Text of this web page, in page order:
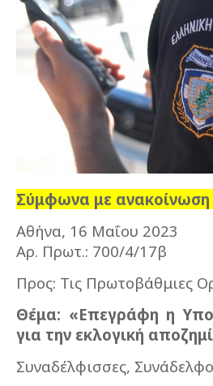
Σύμφωνα με
Αθήνα, 16 Μαΐου 2023
Αρ. Πρωτ.: 700/4/17β
Προς: Τις Πρωτοβάθμιες
Θέμα: «Επεγράφη η
για την εκλογική
Συναδέλφισσες,